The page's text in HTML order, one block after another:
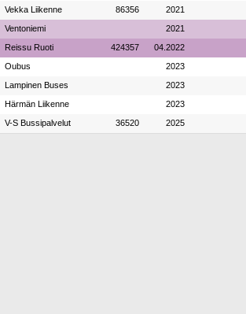
Vekka Liikenne 86356 2021
Ventoniemi 2021
Reissu Ruoti 424357 04.2022
Oubus 2023
Lampinen Buses 2023
Härmän Liikenne 2023
V-S Bussipalvelut 36520 2025